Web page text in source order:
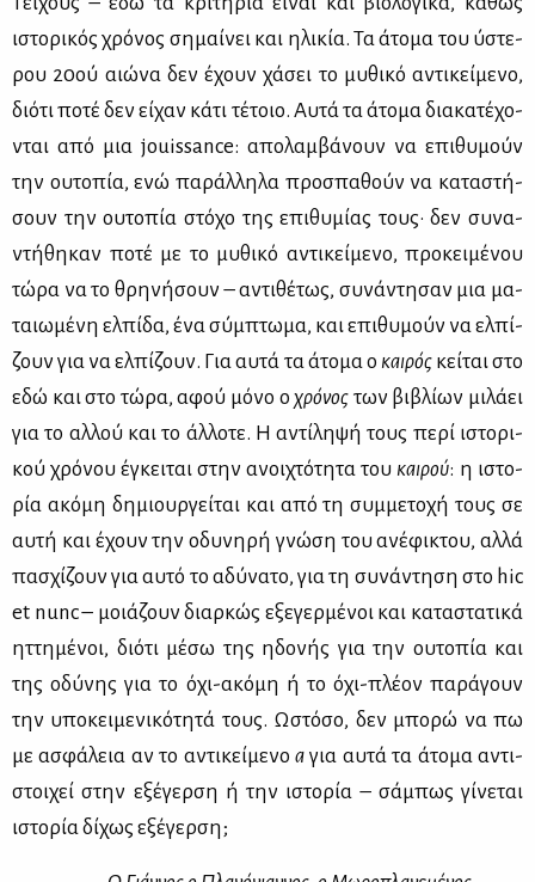
ιστο­ρι­κός χρό­νος ση­μαί­νει και ηλι­κία. Τα άτο­μα του ύστε­
ρου 20ού αιώ­να δεν έχουν χά­σει το μυ­θι­κό αντι­κεί­με­νο,
διό­τι πο­τέ δεν εί­χαν κά­τι τέ­τοιο. Αυ­τά τα άτο­μα δια­κα­τέ­χο­
νται από μια jouissance: απο­λαμ­βά­νουν να επι­θυ­μούν
την ου­το­πία, ενώ πα­ράλ­λη­λα προ­σπα­θούν να κα­τα­στή­
σουν την ου­το­πία στό­χο της επι­θυ­μί­ας τους· δεν συ­να­
ντή­θη­καν πο­τέ με το μυ­θι­κό αντι­κεί­με­νο, προ­κει­μέ­νου
τώ­ρα να το θρη­νή­σουν – αντι­θέ­τως, συ­νά­ντη­σαν μια μα­
ταιω­μέ­νη ελ­πί­δα, ένα σύμ­πτω­μα, και επι­θυ­μούν να ελ­πί­
ζουν για να ελ­πί­ζουν. Για αυ­τά τα άτο­μα ο και­ρόςκεί­ται στο
εδώ και στο τώ­ρα, αφού μό­νο οχρό­νος των βι­βλί­ων μι­λά­ει
για το αλ­λού και το άλ­λο­τε. Η αντί­λη­ψή τους πε­ρί ιστο­ρι­
κού χρό­νου έγκει­ται στην ανοι­χτό­τη­τα του και­ρού: η ιστο­
ρία ακό­μη δη­μιουρ­γεί­ται και από τη συμ­με­το­χή τους σε
αυ­τή και έχουν την οδυ­νη­ρή γνώ­ση του ανέ­φι­κτου, αλ­λά
πα­σχί­ζουν για αυ­τό το αδύ­να­το, για τη συ­νά­ντη­ση στο hic
et nunc – μοιά­ζουν διαρ­κώς εξε­γερ­μέ­νοι και κα­τα­στα­τι­κά
ητ­τη­μέ­νοι, διό­τι μέ­σω της ηδο­νής για την ου­το­πία και
της οδύ­νης για το όχι-ακό­μη ή το όχι-πλέ­ον πα­ρά­γουν
την υπο­κει­με­νι­κό­τη­τά τους. Ωστό­σο, δεν μπο­ρώ να πω
με ασφά­λεια αν το αντι­κεί­με­νο α για αυ­τά τα άτο­μα αντι­
στοι­χεί στην εξέ­γερ­ση ή την ιστο­ρία – σά­μπως γί­νε­ται
ιστο­ρία δί­χως εξέ­γερ­ση;